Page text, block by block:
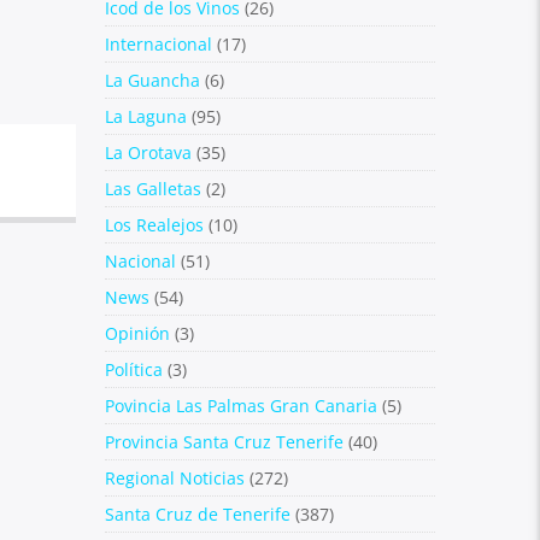
Icod de los Vinos (26)
Internacional (17)
La Guancha (6)
La Laguna (95)
La Orotava (35)
Las Galletas (2)
Los Realejos (10)
Nacional (51)
News (54)
Opinión (3)
Política (3)
Povincia Las Palmas Gran Canaria (5)
Provincia Santa Cruz Tenerife(40)
Regional Noticias (272)
Santa Cruz de Tenerife(387)